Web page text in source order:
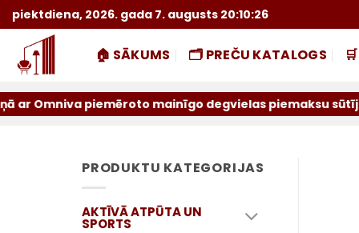
Skip
to
content
piektdiena, 2026. gada 7. augusts 20:10:27
🏠 SĀKUMS 🗂️ PREČU KATALOGS
piemēroto mainīgo degvielas piemaksu sūtījumiem
PRODUKTU KATEGORIJAS
AKTĪVĀ ATPŪTA UN
SPORTS